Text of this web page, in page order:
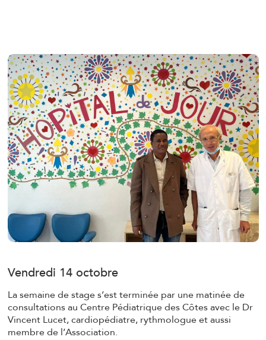
Vendredi 14 octobre
La semaine de stage s’est terminée par une matinée de
consultations au Centre Pédiatrique des Côtes avec le Dr
Vincent Lucet, cardiopédiatre, rythmologue et aussi
membre de l’Association.